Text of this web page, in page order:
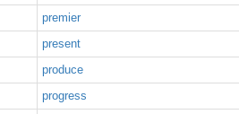
premier
present
produce
progress